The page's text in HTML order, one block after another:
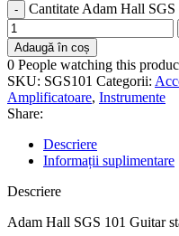
Cantitate Adam Hall
Adaugă în coș
0 People watching this
SKU: SGS101 Categorii:
Amplificatoare, Instrumente
Share:
Descriere
Informații suplimentare
Descriere
Adam Hall SGS 101 Guitar